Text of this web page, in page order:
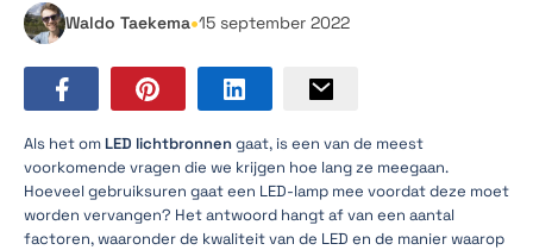
Waldo Taekema•15 september 2022
Als het omLED lichtbronnengaat, is een van de meest
voorkomende vragen die we krijgen hoe lang ze meegaan.
Hoeveel gebruiksuren gaat een LED-lamp mee voordat deze moet
worden vervangen? Het antwoord hangt af van een aantal
factoren, waaronder de kwaliteit van de LED en de manier waarop